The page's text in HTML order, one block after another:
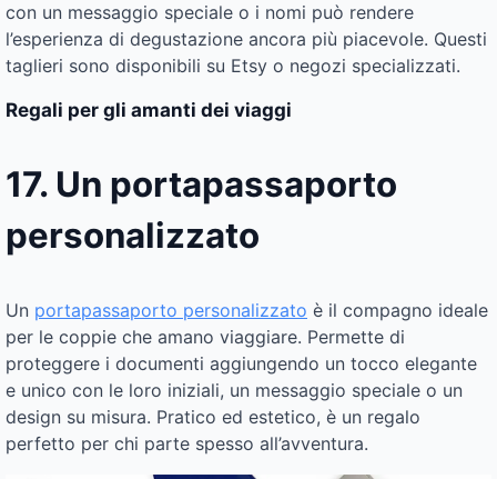
con un messaggio speciale o i nomi può rendere
l’esperienza di degustazione ancora più piacevole. Questi
taglieri sono disponibili su Etsy o negozi specializzati.
Regali per gli amanti dei viaggi
17. Un portapassaporto
personalizzato
Un portapassaporto personalizzato è il compagno ideale
per le coppie che amano viaggiare. Permette di
proteggere i documenti aggiungendo un tocco elegante
e unico con le loro iniziali, un messaggio speciale o un
design su misura. Pratico ed estetico, è un regalo
perfetto per chi parte spesso all’avventura.